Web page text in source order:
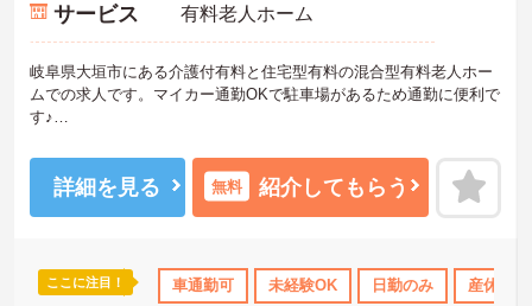
取得サポート 研修制度あり 産休･育休･介護休暇取得実績あり
サービス 有料老人ホーム
岐阜県大垣市にある介護付有料と住宅型有料の混合型有料老人ホー
ムでの求人です。マイカー通勤OKで駐車場があるため通勤に便利で
す♪
間も大切にしていただけます。手当充実で高給与なのも嬉しいポイ
ント☆
ご興味のある方には、面接対策ポイントなど、さらに詳細をご案内
詳細を見る 無料 紹介してもらう
ここに注目！ 車通勤可 未経験OK 日勤のみ 産休･育